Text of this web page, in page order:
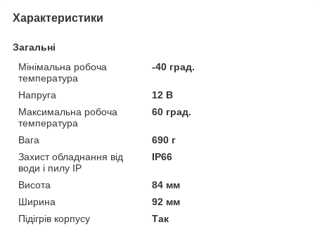
Характеристики
Загальні
Мінімальна робоча
температура
-40 град.
Напруга
12 В
Максимальна робоча
температура
60 град.
Вага
690 г
Захист обладнання від
води і пилу IP
IP66
Висота
84 мм
Ширина
92 мм
Підігрів корпусу
Так